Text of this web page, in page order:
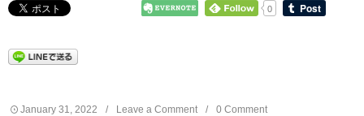
0
January 31 2022 Leave a Comment 0 Comment